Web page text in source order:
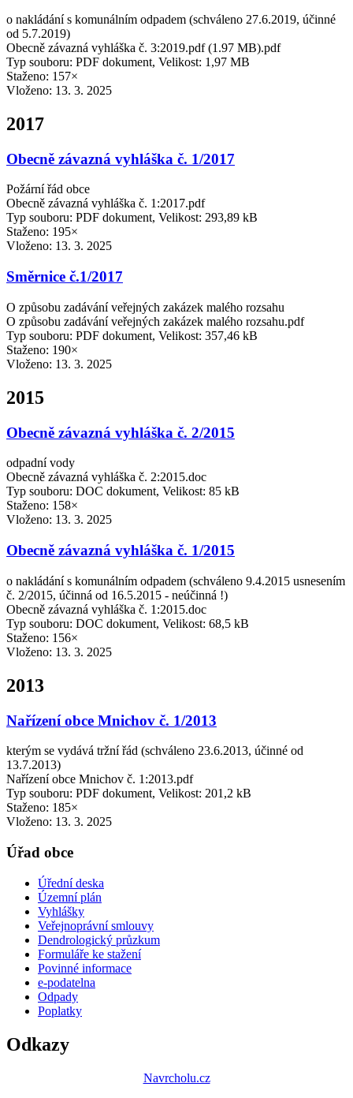
o nakládání s komunálním odpadem (schváleno 27.6.2019, účinné
od 5.7.2019)
Obecně závazná vyhláška č. 3:2019.pdf (1.97 MB).pdf
Typ souboru: PDF dokument, Velikost: 1,97 MB
Staženo: 157×
Vloženo: 13. 3. 2025
2017
Obecně závazná vyhláška č. 1/2017
Požární řád obce
Obecně závazná vyhláška č. 1:2017.pdf
Typ souboru: PDF dokument, Velikost: 293,89 kB
Staženo: 195×
Vloženo: 13. 3. 2025
Směrnice č.1/2017
O způsobu zadávání veřejných zakázek malého rozsahu
O způsobu zadávání veřejných zakázek malého rozsahu.pdf
Typ souboru: PDF dokument, Velikost: 357,46 kB
Staženo: 190×
Vloženo: 13. 3. 2025
2015
Obecně závazná vyhláška č. 2/2015
odpadní vody
Obecně závazná vyhláška č. 2:2015.doc
Typ souboru: DOC dokument, Velikost: 85 kB
Staženo: 158×
Vloženo: 13. 3. 2025
Obecně závazná vyhláška č. 1/2015
o nakládání s komunálním odpadem (schváleno 9.4.2015 usnesením
č. 2/2015, účinná od 16.5.2015 - neúčinná !)
Obecně závazná vyhláška č. 1:2015.doc
Typ souboru: DOC dokument, Velikost: 68,5 kB
Staženo: 156×
Vloženo: 13. 3. 2025
2013
Nařízení obce Mnichov č. 1/2013
kterým se vydává tržní řád (schváleno 23.6.2013, účinné od
13.7.2013)
Nařízení obce Mnichov č. 1:2013.pdf
Typ souboru: PDF dokument, Velikost: 201,2 kB
Staženo: 185×
Vloženo: 13. 3. 2025
Úřad obce
Úřední deska
Územní plán
Vyhlášky
Veřejnoprávní smlouvy
Dendrologický průzkum
Formuláře ke stažení
Povinné informace
e-podatelna
Odpady
Poplatky
Odkazy
Navrcholu.cz